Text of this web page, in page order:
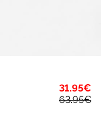
31.95€
63.95€